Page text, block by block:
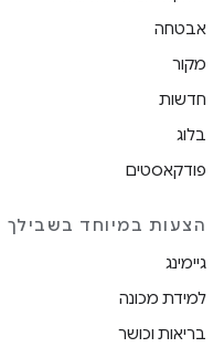
אבטחה
מקור
חדשות
בלוג
פודקאסטים
הצעות במיוחד בשבילך
גיימינג
למידת מכונה
בריאות וכושר